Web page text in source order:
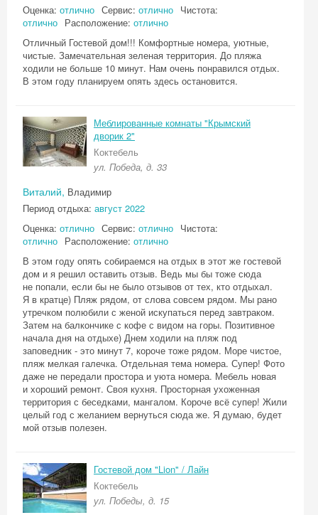
Оценка: отлично Сервис: отлично Чистота:
отлично Расположение: отлично
Отличный Гостевой дом!!! Комфортные номера, уютные,
чистые. Замечательная зеленая территория. До пляжа
ходили не больше 10 минут. Нам очень понравился отдых.
В этом году планируем опять здесь остановится.
Меблированные комнаты "Крымский
дворик 2"
Коктебель
ул. Победа, д. 33
Виталий, Владимир
Период отдыха: август 2022
Оценка: отлично Сервис: отлично Чистота:
отлично Расположение: отлично
В этом году опять собираемся на отдых в этот же гостевой
дом и я решил оставить отзыв. Ведь мы бы тоже сюда
не попали, если бы не было отзывов от тех, кто отдыхал.
Я в кратце) Пляж рядом, от слова совсем рядом. Мы рано
утречком полюбили с женой искупаться перед завтраком.
Затем на балкончике с кофе с видом на горы. Позитивное
начала дня на отдыхе) Днем ходили на пляж под
заповедник - это минут 7, короче тоже рядом. Море чистое,
пляж мелкая галечка. Отдельная тема номера. Супер! Фото
даже не передали простора и уюта номера. Мебель новая
и хороший ремонт. Своя кухня. Просторная ухоженная
территория с беседками, мангалом. Короче всё супер! Жили
целый год с желанием вернуться сюда же. Я думаю, будет
мой отзыв полезен.
Гостевой дом "Lion" / Лайн
Коктебель
ул. Победы, д. 15